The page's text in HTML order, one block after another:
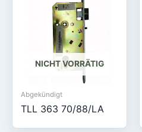
NICHT VORRÄTIG
Abgekündigt
TLL 363 70/88/LA